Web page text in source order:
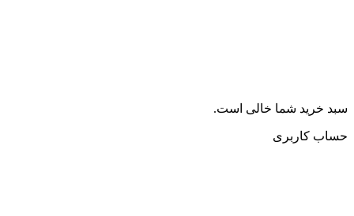
سبد خرید شما خالی است.
حساب کاربری